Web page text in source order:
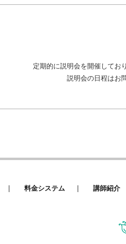
定期的に説明会を開催してお
説明会の日程はお
| 料金システム | 講師紹介